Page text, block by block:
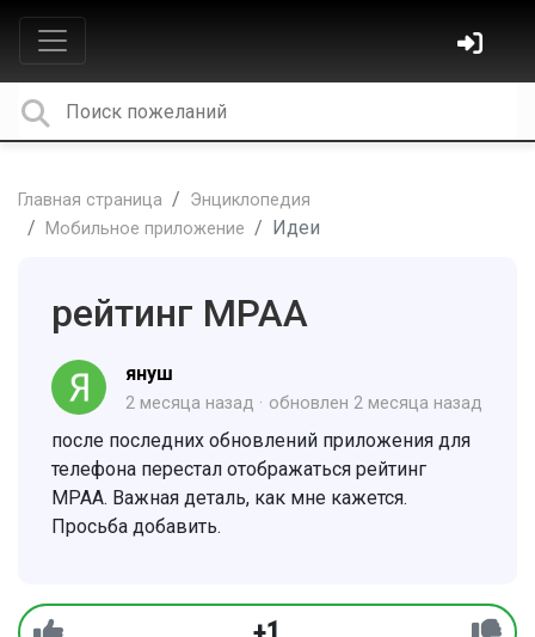
Главная страница
Энциклопедия
Мобильное приложение
Идеи
рейтинг MPAA
януш
2 месяца назад обновлен 2 месяца назад
после последних обновлений приложения для
телефона перестал отображаться рейтинг
MPAA. Важная деталь, как мне кажется.
Просьба добавить.